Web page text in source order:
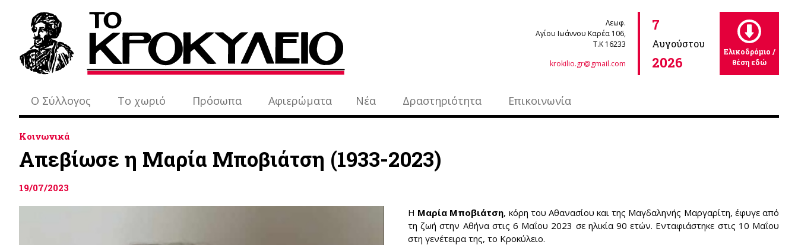
Λεωφ.
Αγίου Ιωάννου Καρέα 106,
Τ.Κ 16233
krokilio.gr@gmail.com
7
Αυγούστου
2026
Ελικοδρόμιο /
θέση εδώ
Ο Σύλλογος Το χωριό Πρόσωπα Αφιερώματα Νέα Δραστηριότητα Επικοινωνία
Κοινωνικά
Απεβίωσε η Μαρία Μποβιάτση (1933-2023)
19/07/2023
Η Μαρία Μποβιάτση, κόρη του Αθανασίου και της Μαγδαληνής Μαργαρίτη, έφυγε από
τη ζωή στην Αθήνα στις 6 Μαΐου 2023 σε ηλικία 90 ετών. Ενταφιάστηκε στις 10 Μαΐου
στη γενέτειρα της, το Κροκύλειο.